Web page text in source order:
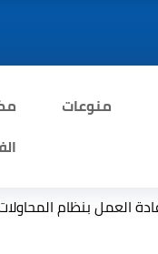
منوعات
بنظام المحاولات